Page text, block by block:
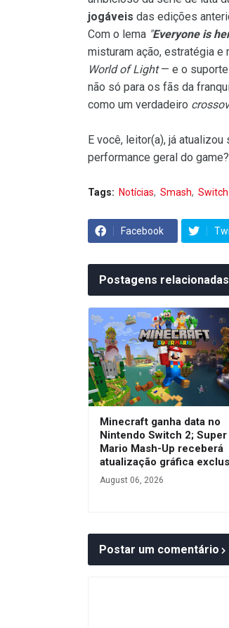
jogáveis das edições
Com o lema "Everyone is
misturam ação, estratégia e
World of Light— e o suporte
não só para os fãs da
como um verdadeiro
E você, leitor(a), já atualizou
performance geral do
Tags: Notícias Smash Switch
Facebook
Postagens relacionadas
Minecraft ganha data no
Nintendo Switch 2; Super
Mario Mash-Up receberá
atualização gráfica
August 06, 2026
Postar um comentário